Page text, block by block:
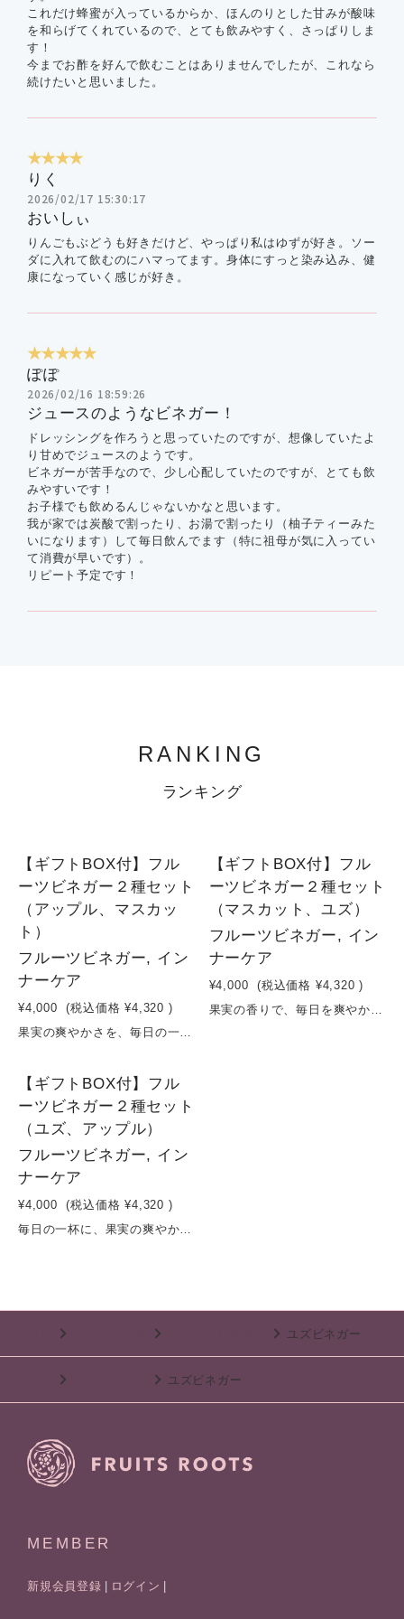
これだけ蜂蜜が入っているからか、ほんのりとした甘みが酸味
を和らげてくれているので、とても飲みやすく、さっぱりしま
す！
今までお酢を好んで飲むことはありませんでしたが、これなら
続けたいと思いました。
★★★★
りく
2026/02/17 15:30:17
おいしぃ
りんごもぶどうも好きだけど、やっぱり私はゆずが好き。ソー
ダに入れて飲むのにハマってます。身体にすっと染み込み、健
康になっていく感じが好き。
★★★★★
ぽぽ
2026/02/16 18:59:26
ジュースのようなビネガー！
ドレッシングを作ろうと思っていたのですが、想像していたよ
り甘めでジュースのようです。
ビネガーが苦手なので、少し心配していたのですが、とても飲
みやすいです！
お子様でも飲めるんじゃないかなと思います。
我が家では炭酸で割ったり、お湯で割ったり（柚子ティーみた
いになります）して毎日飲んでます（特に祖母が気に入ってい
て消費が早いです）。
リピート予定です！
RANKING
ランキング
【ギフトBOX付】フル
ーツビネガー２種セット
（アップル、マスカッ
ト）
フルーツビネガー, イン
ナーケア
¥4,000 (税込価格 ¥4,320 )
果実の爽やかさを、毎日の一杯に。フルーツで楽しむ、新しいビネガー習慣。果実の美味しさとお酢の爽やかさを、気軽に楽しめるギフトセット。フルーツルーツの人気フルーツビネガー 「アップル」と「マスカット」 を詰め合わせたギフトセットです。アップルは、りんごのやさしい甘みと爽やかな酸味が調和した、すっきりと飲みやすい味わい。マスカットは、みずみずしく華やかな香りと上品な甘みが広がる、フルーティーな味わいです。水や炭酸水で割るだけで、果実の風味豊かなビネガードリンクを手軽に楽しめます。ヨーグルトやアイスクリームにかけたり、ドレッシングにアレンジしたりと、さまざまな楽しみ方ができます。上質なギフトボックス入りで、健康や美容を意識する方への贈り物や、お誕生日、お中元、お歳暮など、幅広いギフトシーンにおすすめです。容量：200ml×2本賞味期限：製造日から１年
【ギフトBOX付】フル
ーツビネガー２種セット
（マスカット、ユズ）
フルーツビネガー, イン
ナーケア
¥4,000 (税込価格 ¥4,320 )
果実の香りで、毎日を爽やかに。華やぐマスカットと、香るユズ。2つの果実を楽しむフルーツビネガーギフト。果実の豊かな香りと、お酢の心地よい酸味を楽しむフルーツビネガーセット。フルーツルーツの人気フルーツビネガー 「マスカット」と「ユズ」 を詰め合わせたギフトセットです。マスカットは、みずみずしく華やかな香りと上品な甘みが広がる、フルーティーで飲みやすい味わい。ユズは、爽やかで清々しい香りとほどよい酸味が特長。和柑橘ならではの上品な風味を楽しめます。水や炭酸水で割るだけで、手軽に果実香るビネガードリンクが完成。ヨーグルトやアイスクリームにかけたり、ドレッシングやマリネなどの料理にもアレンジでき、毎日の食卓を彩ります。上質なギフトボックス入りで、美容や健康を意識する方への贈り物や、お誕生日、お中元、お歳暮、内祝いなど、幅広いギフトシーンにおすすめです。容量：200ml×2本賞味期限：製造日から１年
【ギフトBOX付】フル
ーツビネガー２種セット
（ユズ、アップル）
フルーツビネガー, イン
ナーケア
¥4,000 (税込価格 ¥4,320 )
毎日の一杯に、果実の爽やかさを。ユズとアップルで楽しむ、フルーツビネガーギフト。果実の豊かな香りと、お酢の心地よい酸味を毎日の習慣に。フルーツルーツの人気フルーツビネガー 「ユズ」と「アップル」 を詰め合わせたギフトセットです。ユズは、和柑橘ならではの爽やかな香りとすっきりとした味わいが魅力。リフレッシュしたい時間にぴったりです。アップルは、りんごのやさしい甘みとほどよい酸味が調和した、まろやかで飲みやすい味わい。毎日の食卓にも自然になじみます。水や炭酸水で割るだけで、手軽にフルーティーなビネガードリンクが楽しめるほか、ヨーグルトやアイスクリーム、ドレッシングなど、さまざまなアレンジにも活躍します。上質なギフトボックス入りで、美容や健康を意識する方への贈り物や、お誕生日、お中元、お歳暮、内祝いなど、さまざまなギフトシーンにおすすめです。容量：200ml×2本賞味期限：製造日から１年
ユズビネガー
ユズビネガー
MEMBER
新規会員登録 ログイン